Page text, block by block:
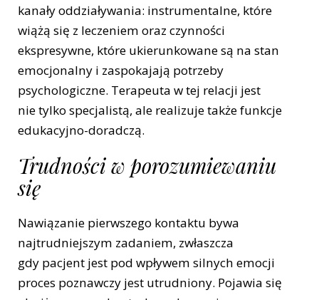
kanały oddziaływania: instrumentalne, które
wiążą się z leczeniem oraz czynności
ekspresywne, które ukierunkowane są na stan
emocjonalny i zaspokajają potrzeby
psychologiczne. Terapeuta w tej relacji jest
nie tylko specjalistą, ale realizuje także funkcje
edukacyjno-doradczą.
Trudności w porozumiewaniu
się
Nawiązanie pierwszego kontaktu bywa
najtrudniejszym zadaniem, zwłaszcza
gdy pacjent jest pod wpływem silnych emocji
proces poznawczy jest utrudniony. Pojawia się